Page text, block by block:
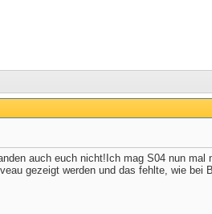
auch euch nicht!Ich mag S04 nun
gezeigt werden und das fehlte, wie bei